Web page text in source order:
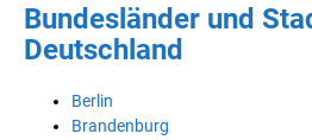
Bundesländer und
Deutschland
Berlin
Brandenburg